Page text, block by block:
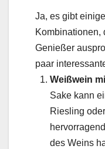
Ja, es gibt
Kombinationen,
Genießer
paar
Weißwein
Sake kann
Riesling
des Weins